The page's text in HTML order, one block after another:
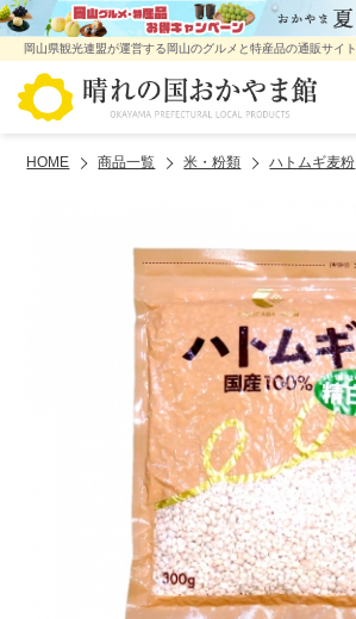
岡山県観光連盟が運営する岡山のグルメと特産品の通販サイト
HOME 商品一覧 米・粉類 ハトムギ麦粉